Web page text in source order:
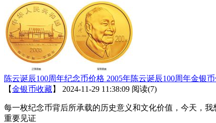
陈云诞辰100周年纪念币价格 2005年陈云诞辰100周年金银
【金银币收藏】 2024-11-29 11:38:09 阅读(7)
每一枚纪念币背后所承载的历史意义和文化价值，今天，
重要见证